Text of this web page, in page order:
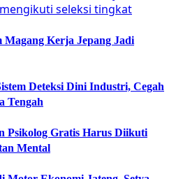
Kerja Jepang Jadi
Deteksi Dini Industri, Cegah
Tengah
Psikolog Gratis Harus Diikuti
Mental